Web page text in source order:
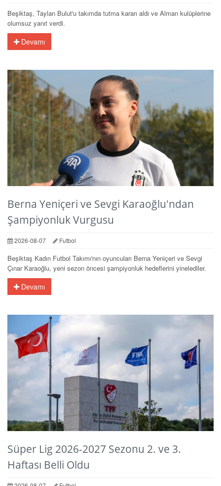
Beşiktaş, Taylan Bulut'u takımda tutma kararı aldı ve Alman kulüplerine
olumsuz yanıt verdi.
Devamı
Berna Yeniçeri ve Sevgi Karaoğlu'ndan
Şampiyonluk Vurgusu
2026-08-07 Futbol
Beşiktaş Kadın Futbol Takımı'nın oyuncuları Berna Yeniçeri ve Sevgi
Çınar Karaoğlu, yeni sezon öncesi şampiyonluk hedeflerini yinelediler.
Devamı
Süper Lig 2026-2027 Sezonu 2. ve 3.
Haftası Belli Oldu